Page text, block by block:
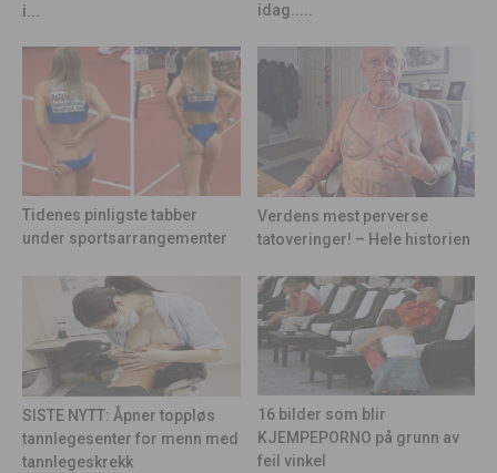
i...
idag.....
Tidenes pinligste tabber
under sportsarrangementer
Verdens mest perverse
tatoveringer! – Hele historien
SISTE NYTT: Åpner toppløs
tannlegesenter for menn med
tannlegeskrekk
16 bilder som blir
KJEMPEPORNO på grunn av
feil vinkel